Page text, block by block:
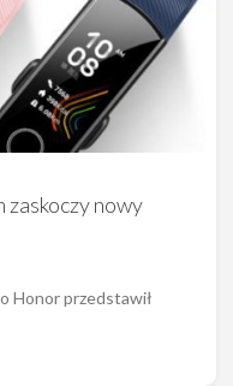
zaskoczy nowy
Honor przedstawił